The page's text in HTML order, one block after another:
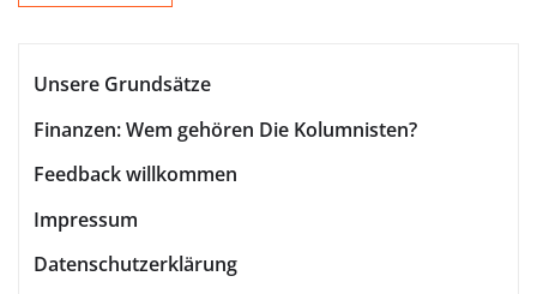
Unsere Grundsätze
Finanzen: Wem gehören Die Kolumnisten?
Feedback willkommen
Impressum
Datenschutzerklärung